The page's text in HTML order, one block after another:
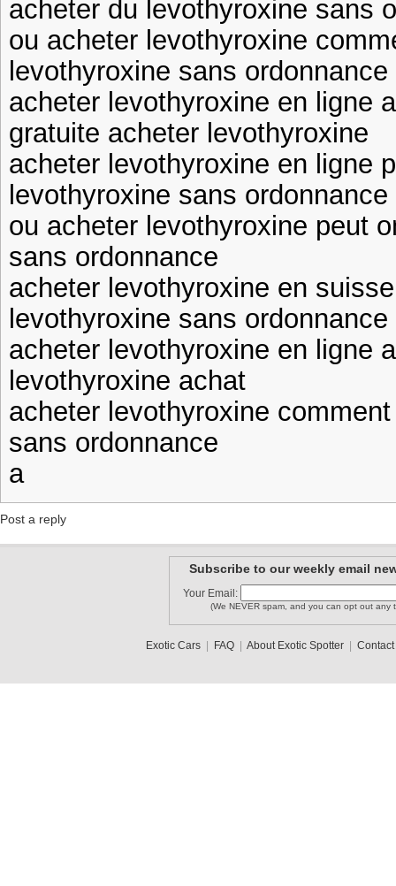
acheter du levothyroxine sans
ou acheter levothyroxine
levothyroxine sans ordonnance
acheter levothyroxine en ligne
gratuite acheter levothyroxine
acheter levothyroxine en ligne
levothyroxine sans ordonnance
ou acheter levothyroxine peut
sans ordonnance
acheter levothyroxine en
levothyroxine sans ordonnance
acheter levothyroxine en ligne
levothyroxine achat
acheter levothyroxine
sans ordonnance
a
Post a reply
Subscribe to our weekly email
Your Email:
(We NEVER spam, and you can opt out any
Exotic Cars| FAQ| About Exotic Spotter| Contact